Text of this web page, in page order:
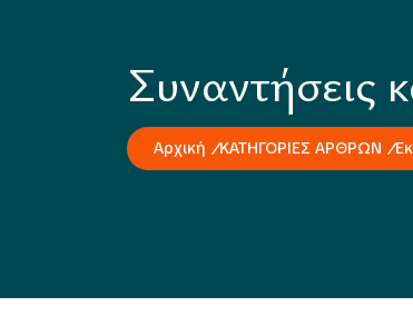
Συναντήσεις
Αρχική ΚΑΤΗΓΟΡΙΕΣ ΑΡΘΡΩΝ